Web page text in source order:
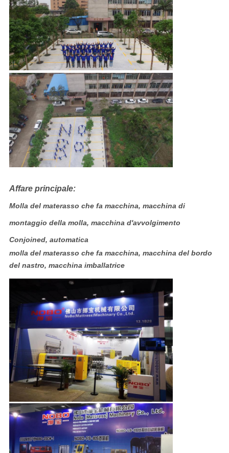
Affare principale:
Molla del materasso che fa macchina, macchina di
montaggio della molla, macchina d'avvolgimento
Conjoined, automatica
molla del materasso che fa macchina, macchina del bordo
del nastro, macchina imballatrice